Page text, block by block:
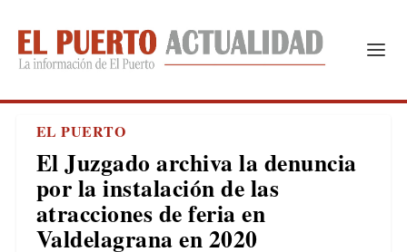
EL PUERTO
El Juzgado archiva la denuncia
por la instalación de las
atracciones de feria en
Valdelagrana en 2020